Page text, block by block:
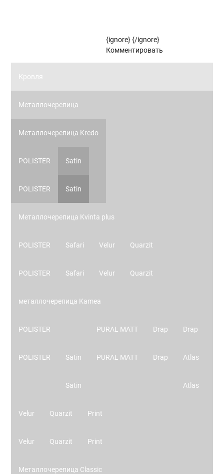
Кровля
Металлочерепица
Металлочерепица Kredo
POLISTER
POLISTER
Satin
Satin
Металлочерепица Kvinta plus
POLISTER
POLISTER
Safari
Safari
Velur
Velur
Quarzit
Quarzit
металлочерепица Kamea
POLISTER
POLISTER Satin
Satin
PURAL MATT
PURAL MATT
Drap
Drap
Drap
Atlas
Atlas
Velur
Velur
Quarzit
Quarzit
Print
Print
Металлочерепица Classic
{ignore}{/ignore}
Комментировать